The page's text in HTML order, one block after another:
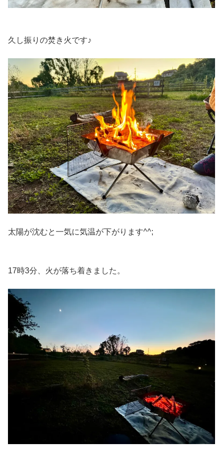
久し振りの焚き火です♪
太陽が沈むと一気に気温が下がります^^;
17時3分、火が落ち着きました。